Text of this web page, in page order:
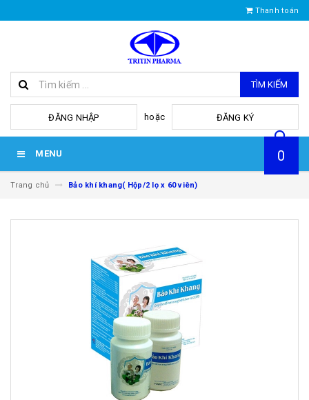
Thanh toán
TÌM KIẾM
ĐĂNG NHẬP hoặc ĐĂNG KÝ
MENU 0
Trang chủ Bảo khí khang( Hộp/2 lọ x 60 viên)